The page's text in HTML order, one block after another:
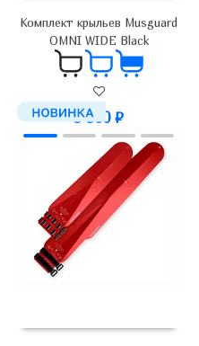
Комплект крыльев Musguard
OMNI WIDE Black
5 900₽